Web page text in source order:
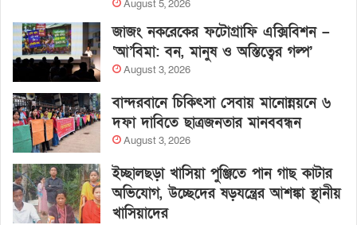
August 5, 2026
জাজং নকরেকের ফটোগ্রাফি এক্সিবিশন –
‘আ’বিমা: বন, মানুষ ও অস্তিত্বের গল্প’
August 3, 2026
বান্দরবানে চিকিৎসা সেবায় মানোন্নয়নে ৬
দফা দাবিতে ছাত্রজনতার মানববন্ধন
August 3, 2026
ইচ্ছালছড়া খাসিয়া পুঞ্জিতে পান গাছ কাটার
অভিযোগ, উচ্ছেদের ষড়যন্ত্রের আশঙ্কা স্থানীয়
খাসিয়াদের